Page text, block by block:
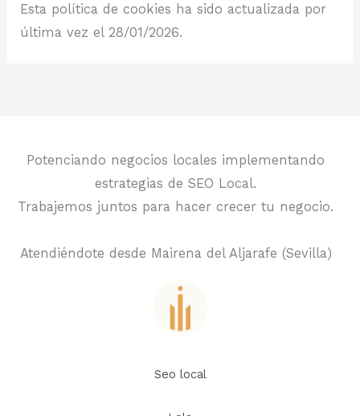
Esta política de cookies ha sido actualizada por
última vez el 28/01/2026.
Potenciando negocios locales implementando
estrategias de SEO Local.
Trabajemos juntos para hacer crecer tu negocio.
Atendiéndote desde Mairena del Aljarafe (Sevilla)
Seo local